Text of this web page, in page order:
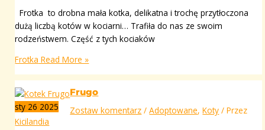
Frotka to drobna mała kotka, delikatna i trochę przytłoczona
dużą liczbą kotów w kociarni… Trafiła do nas ze swoim
rodzeństwem. Część z tych kociaków
Frotka Read More »
sty 26 2025
Frugo
Zostaw komentarz /Adoptowane,Koty / Przez
Kicilandia